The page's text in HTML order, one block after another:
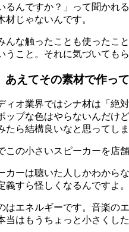
るんですか？」って聞かれ
材じゃないんです。
んな触ったことも使ったこ
うこと。それに気づいても
あえてその素材で作っ
ィオ業界ではシナ材は「絶
ップな色はやらないんだけ
たら結構良いなと思ってしま
この小さいスピーカーを店
カーは聴いた人しかわから
義すら怪しくなるんですよ
はエネルギーです。音楽の
当はもうちょっと小さくし